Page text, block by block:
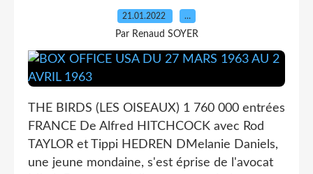
21.01.2022 …
Par Renaud SOYER
THE BIRDS (LES OISEAUX) 1 760 000 entrées
FRANCE De Alfred HITCHCOCK avec Rod
TAYLOR et Tippi HEDREN DMelanie Daniels,
une jeune mondaine, s'est éprise de l'avocat